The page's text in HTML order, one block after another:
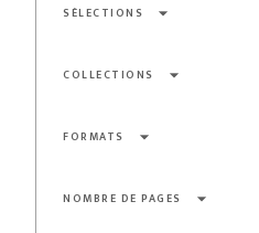
SÉLECTIONS arrow_drop_down
COLLECTIONS arrow_drop_down
FORMATS arrow_drop_down
NOMBRE DE PAGES arrow_drop_down